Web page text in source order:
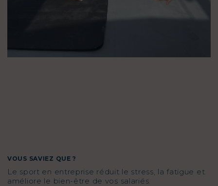
VOUS SAVIEZ QUE ?
Le sport en entreprise réduit le stress, la fatigue et
améliore le bien-être de vos salariés.